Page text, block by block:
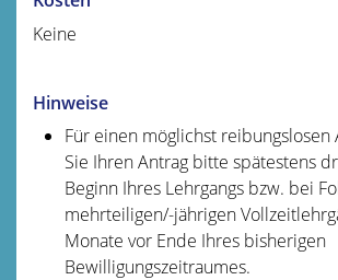
Keine
Hinweise
Für einen möglichst reibungslosen
Sie Ihren Antrag bitte spätestens
Beginn Ihres Lehrgangs bzw. bei
mehrteiligen/-jährigen
Monate vor Ende Ihres bisherigen
Bewilligungszeitraumes.